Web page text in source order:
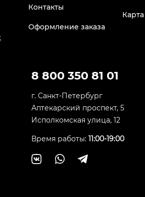
Контакты
Оформление заказа
8 800 350 81 01
г. Санкт-Петербург
Аптекарский проспект, 5
Исполкомская улица, 12
Время работы: 11:00-19:00